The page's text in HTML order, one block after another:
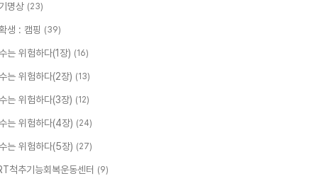
명상 (23)
생 : 캠핑 (39)
는 위험하다(1장) (16)
는 위험하다(2장) (13)
는 위험하다(3장) (12)
는 위험하다(4장) (24)
는 위험하다(5장) (27)
척추기능회복운동센터 (9)